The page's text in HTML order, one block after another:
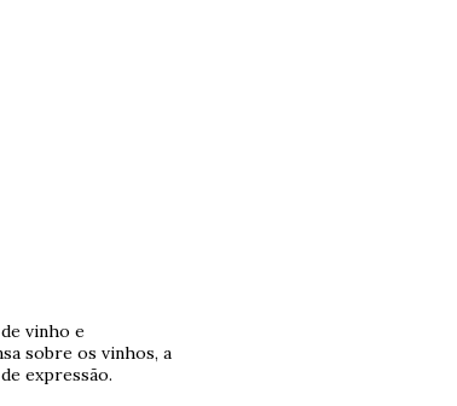
vinho e
sobre os vinhos, a
expressão.